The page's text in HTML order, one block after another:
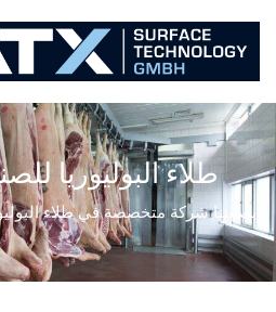
طلاء البوليوريا
بصفتنا شركة متخصصة في طلاء